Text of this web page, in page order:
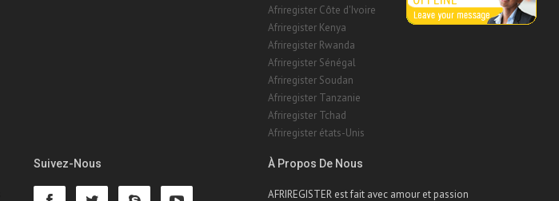
Afriregister Côte d'Ivoire
Afriregister Kenya
Afriregister Rwanda
Afriregister Sénégal
Afriregister Soudan
Afriregister Tanzanie
Afriregister Tchad
Afriregister états-Unis
Suivez-Nous À Propos De Nous
AFRIREGISTER est fait avec amour et passion